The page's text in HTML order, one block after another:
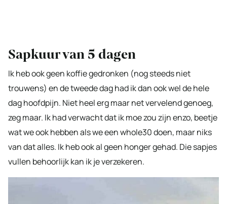
Sapkuur van 5 dagen
Ik heb ook geen koffie gedronken (nog steeds niet
trouwens) en de tweede dag had ik dan ook wel de hele
dag hoofdpijn. Niet heel erg maar net vervelend genoeg,
zeg maar. Ik had verwacht dat ik moe zou zijn enzo, beetje
wat we ook hebben als we een whole30 doen, maar niks
van dat alles. Ik heb ook al geen honger gehad. Die sapjes
vullen behoorlijk kan ik je verzekeren.